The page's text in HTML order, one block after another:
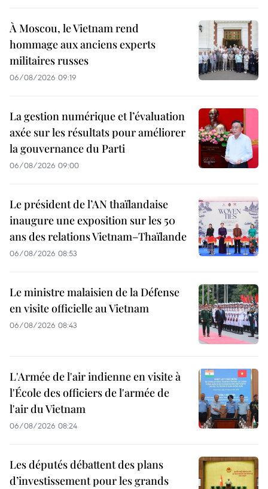
À Moscou, le Vietnam rend
hommage aux anciens experts
militaires russes
06/08/2026 09:19
La gestion numérique et l’évaluation
axée sur les résultats pour améliorer
la gouvernance du Parti
06/08/2026 09:00
Le président de l’AN thaïlandaise
inaugure une exposition sur les 50
ans des relations Vietnam–Thaïlande
06/08/2026 08:53
Le ministre malaisien de la Défense
en visite officielle au Vietnam
06/08/2026 08:43
L'Armée de l'air indienne en visite à
l'École des officiers de l'armée de
l'air du Vietnam
06/08/2026 08:24
Les députés débattent des plans
d’investissement pour les grands